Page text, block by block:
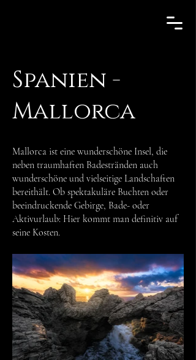
Spanien -
Mallorca
Mallorca ist eine wunderschöne Insel, die
neben traumhaften Badestränden auch
wunderschöne und vielseitige Landschaften
bereithält. Ob spektakuläre Buchten oder
beeindruckende Gebirge, Bade- oder
Aktivurlaub: Hier kommt man definitiv auf
seine Kosten.